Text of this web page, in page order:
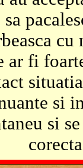
ar fi
si
si